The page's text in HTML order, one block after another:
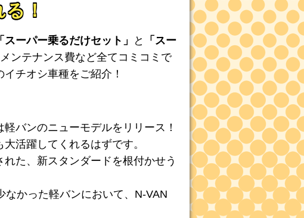
！
「スーパー乗るだけセット」 と
「スー
ンテナンス費など全てコミコミで
チオシ車種をご紹介！
バンのニューモデルをリリース！
活躍してくれるはずです。
た、新スタンダードを根付かせう
かった軽バンにおいて、N-VAN